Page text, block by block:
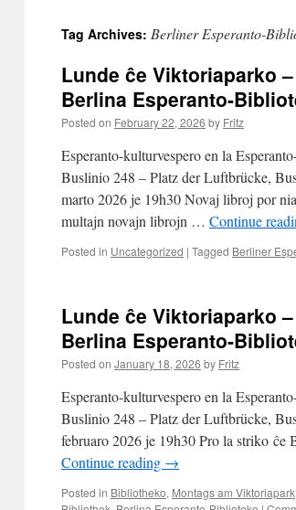
content
Tag Archives: Berliner Esperanto-
Lunde ĉe Viktoriaparko
Berlina Esperanto-
Posted on February 22, 2026 by Fritz
Esperanto-kulturvespero en la
Buslinio 248 – Platz der Luftbrücke,
marto 2026 je 19h30 Novaj libroj por
multajn novajn librojn … Continue
Posted in Uncategorized | Tagged Berliner
Lunde ĉe Viktoriaparko
Berlina Esperanto-
Posted on January 18, 2026 by Fritz
Esperanto-kulturvespero en la
Buslinio 248 – Platz der Luftbrücke,
februaro 2026 je 19h30 Pro la striko
Continue reading →
Posted in Bibliotheko, Montags am Viktoriapark